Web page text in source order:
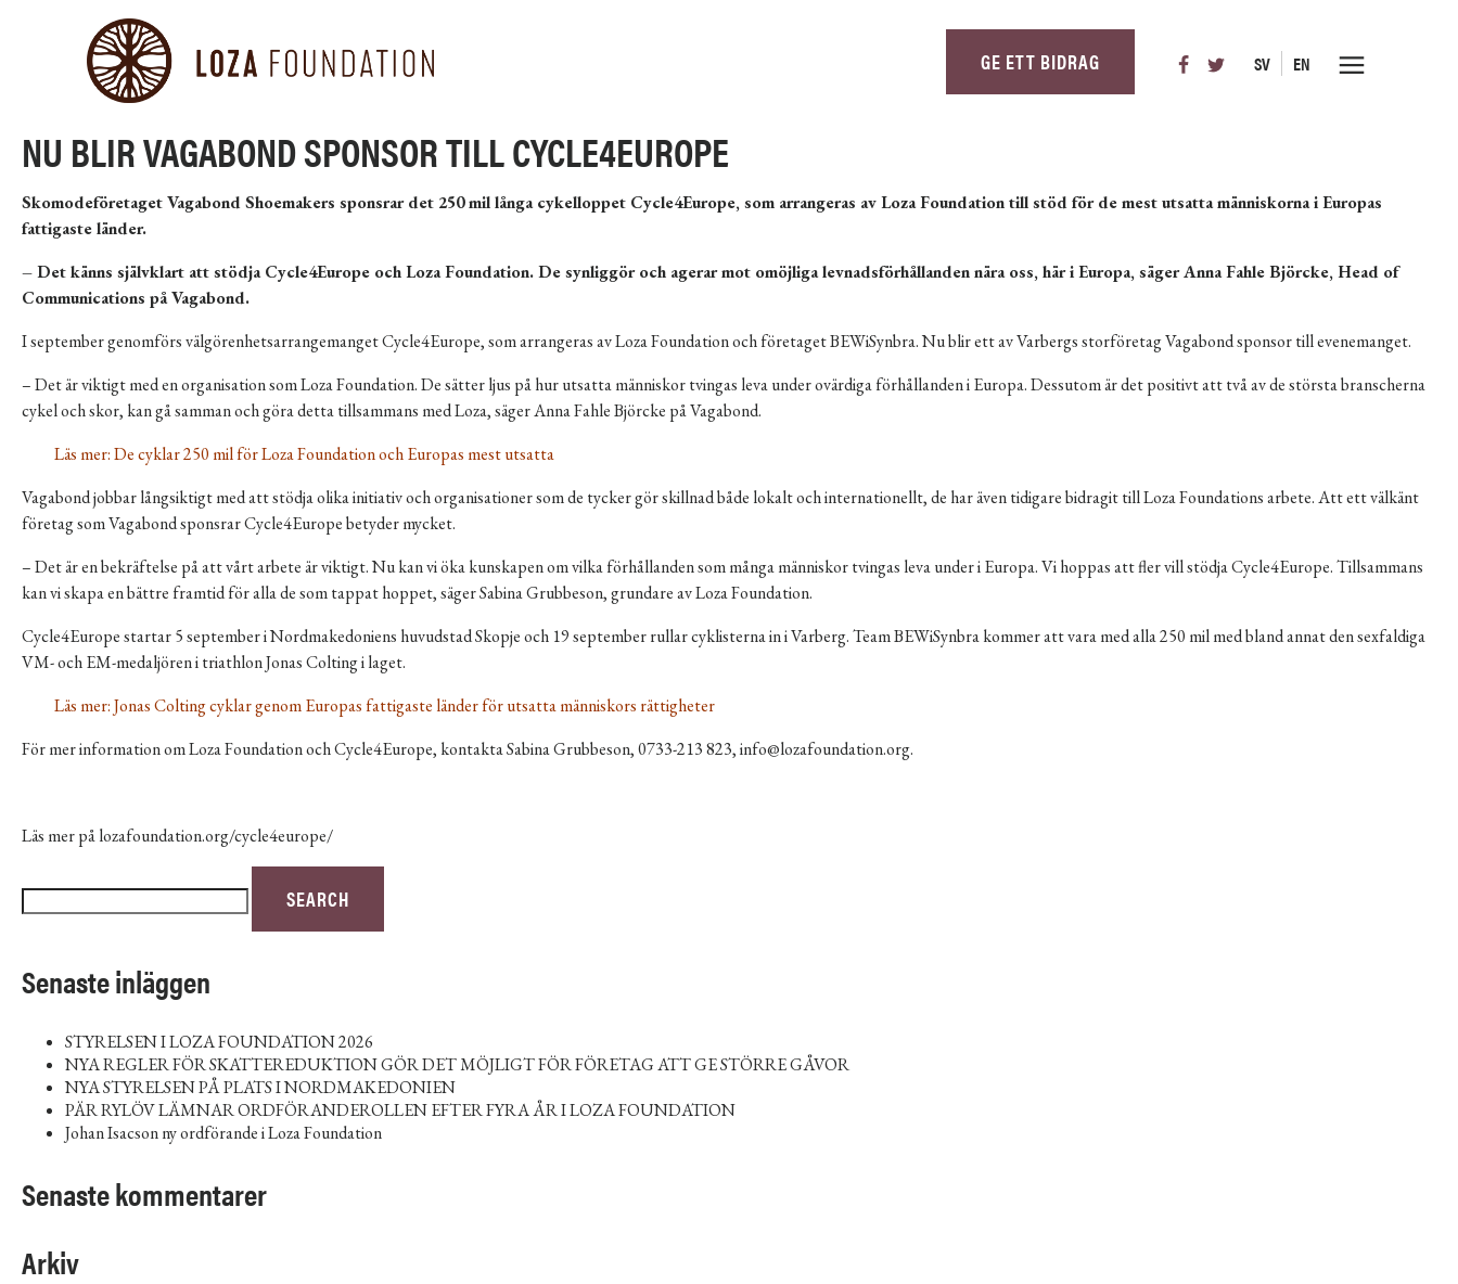
GE ETT BIDRAG SV EN
NU BLIR VAGABOND SPONSOR TILL CYCLE4EUROPE
Skomodeföretaget Vagabond Shoemakers sponsrar det 250 mil långa cykelloppet Cycle4Europe, som arrangeras av Loza Foundation till stöd för de mest utsatta människorna i Europas
fattigaste länder.
– Det känns självklart att stödja Cycle4Europe och Loza Foundation. De synliggör och agerar mot omöjliga levnadsförhållanden nära oss, här i Europa, säger Anna Fahle Björcke, Head of
Communications på Vagabond.
I september genomförs välgörenhetsarrangemanget Cycle4Europe, som arrangeras av Loza Foundation och företaget BEWiSynbra. Nu blir ett av Varbergs storföretag Vagabond sponsor till evenemanget.
– Det är viktigt med en organisation som Loza Foundation. De sätter ljus på hur utsatta människor tvingas leva under ovärdiga förhållanden i Europa. Dessutom är det positivt att två av de största branscherna
cykel och skor, kan gå samman och göra detta tillsammans med Loza, säger Anna Fahle Björcke på Vagabond.
Läs mer:De cyklar 250 mil för Loza Foundation och Europas mest utsatta
Vagabond jobbar långsiktigt med att stödja olika initiativ och organisationer som de tycker gör skillnad både lokalt och internationellt, de har även tidigare bidragit till Loza Foundations arbete. Att ett välkänt
företag som Vagabond sponsrar Cycle4Europe betyder mycket.
– Det är en bekräftelse på att vårt arbete är viktigt. Nu kan vi öka kunskapen om vilka förhållanden som många människor tvingas leva under i Europa. Vi hoppas att fler vill stödja Cycle4Europe. Tillsammans
kan vi skapa en bättre framtid för alla de som tappat hoppet, säger Sabina Grubbeson, grundare av Loza Foundation.
Cycle4Europe startar 5 september i Nordmakedoniens huvudstad Skopje och 19 september rullar cyklisterna in i Varberg.Team BEWiSynbrakommer att vara med alla 250 mil med bland annat den sexfaldiga
VM- och EM-medaljören i triathlon Jonas Colting i laget.
Läs mer:Jonas Colting cyklar genom Europas fattigaste länder för utsatta människors rättigheter
För mer information om Loza Foundation och Cycle4Europe, kontakta Sabina Grubbeson, 0733-213 823, info@lozafoundation.org.
Läs mer pålozafoundation.org/cycle4europe/
SEARCH
Senaste inläggen
STYRELSEN I LOZA FOUNDATION 2026
NYA REGLER FÖR SKATTEREDUKTION GÖR DET MÖJLIGT FÖR FÖRETAG ATT GE STÖRRE GÅVOR
NYA STYRELSEN PÅ PLATS I NORDMAKEDONIEN
PÄR RYLÖV LÄMNAR ORDFÖRANDEROLLEN EFTER FYRA ÅR I LOZA FOUNDATION
Johan Isacson ny ordförande i Loza Foundation
Senaste kommentarer
Arkiv